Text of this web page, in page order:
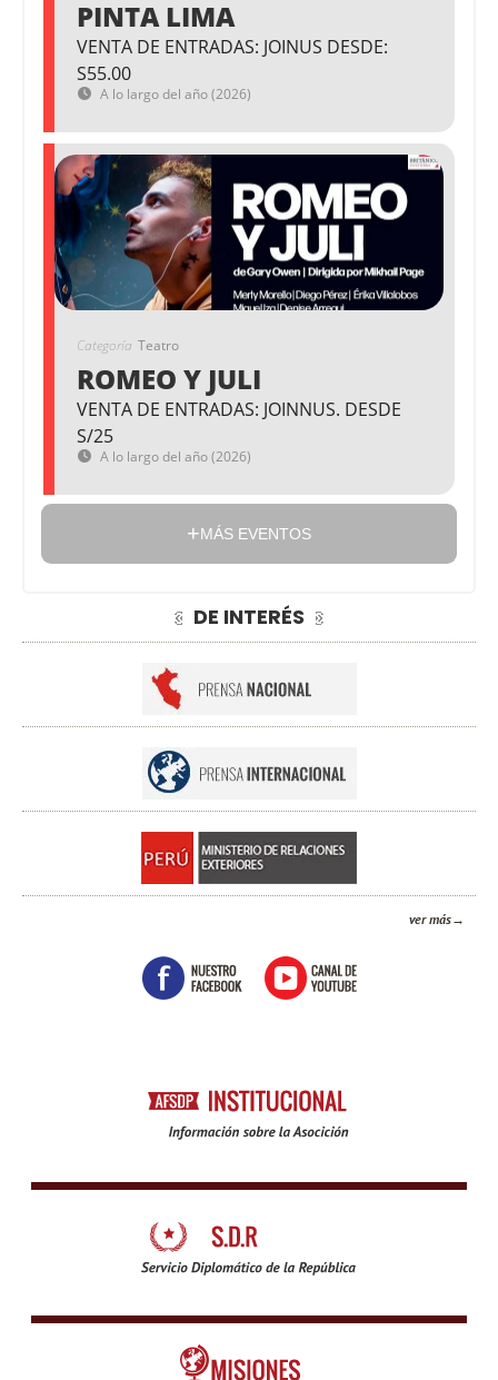
PINTA LIMA
VENTA DE ENTRADAS: JOINUS DESDE:
S55.00
A lo largo del año (2026)
Categoría Teatro
ROMEO Y JULI
VENTA DE ENTRADAS: JOINNUS. DESDE
S/25
A lo largo del año (2026)
MÁS EVENTOS
DE INTERÉS
ver más